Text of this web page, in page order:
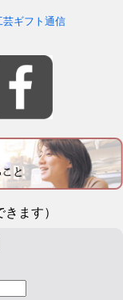
芸ギフト通信
ます）